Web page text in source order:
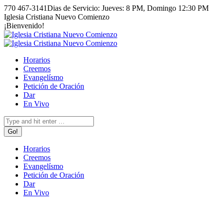
Skip
to
content
770 467-3141Dias de Servicio: Jueves: 8 PM, Domingo 12:30 PM
Facebook
page
opens
in
window
Instagram
page
opens
in
window
Iglesia Cristiana Nuevo Comienzo
¡Bienvenido!
Horarios
Creemos
Evangelísmo
Petición de Oración
Dar
En Vivo
Search:
Horarios
Creemos
Evangelísmo
Petición de Oración
Dar
En Vivo